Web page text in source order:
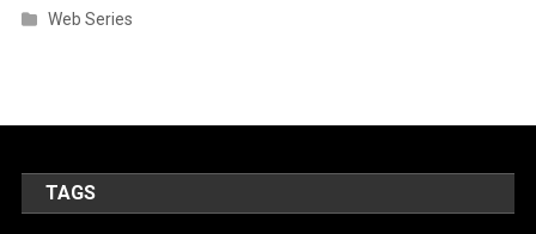
Web Series
TAGS